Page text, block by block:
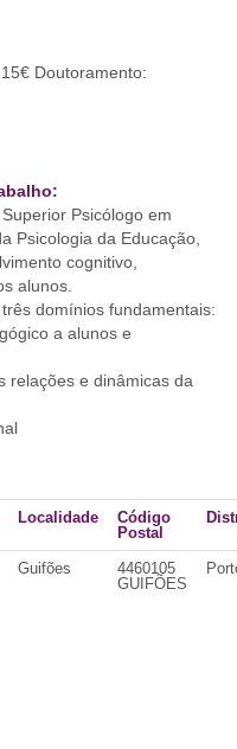
Doutoramento:
Psicólogo em
Psicologia da Educação,
cognitivo,
alunos.
domínios fundamentais:
a alunos e
relações e dinâmicas da
Localidade
Código
Postal
Guifões
4460105
GUIFÕES